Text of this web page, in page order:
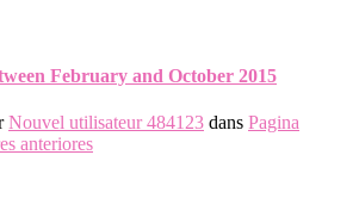
February and October 2015
Nouvel utilisateur 484123 dans Pagina
anteriores